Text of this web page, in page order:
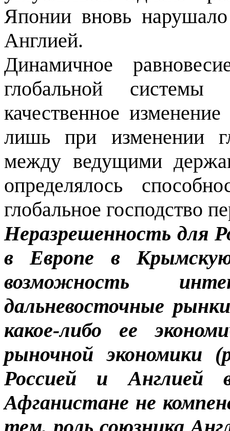
Японии вновь
Англией.
Динамичное
глобальной системы
качественное
лишь при измене­нии
между ведущими
определялось
глобальное господство
Неразрешенность для
в Европе в
возможность
дальневосточные
какое-либо ее
рыночной экономики
Россией и
Афганистане не